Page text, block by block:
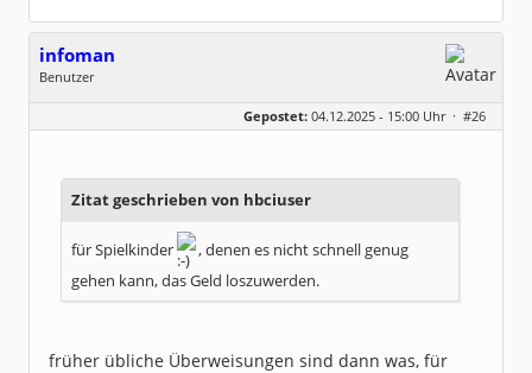
infoman
Benutzer
Dabei seit:
06 / 2008
Gepostet: 04.12.2025 - 15:00 Uhr · #26
Zitat geschrieben von hbciuser
für Spielkinder
, denen es nicht schnell genug
gehen kann, das Geld loszuwerden.
früher übliche Überweisungen sind dann was, für